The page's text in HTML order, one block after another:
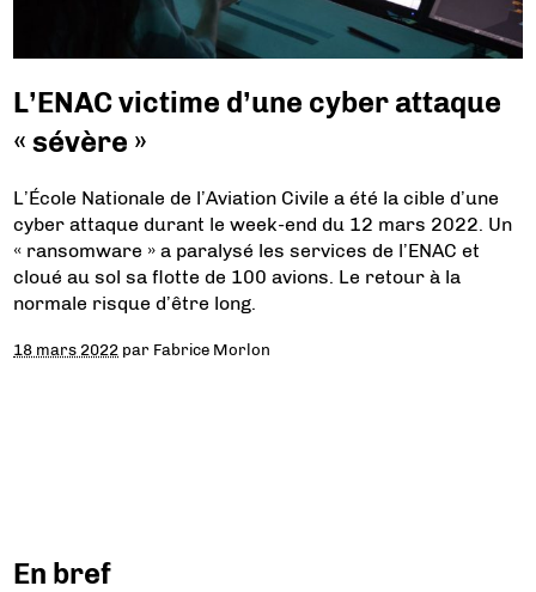
L’ENAC victime d’une cyber attaque
« sévère »
L’École Nationale de l’Aviation Civile a été la cible d’une
cyber attaque durant le week-end du 12 mars 2022. Un
« ransomware » a paralysé les services de l’ENAC et
cloué au sol sa flotte de 100 avions. Le retour à la
normale risque d’être long.
18 mars 2022 par Fabrice Morlon
En bref